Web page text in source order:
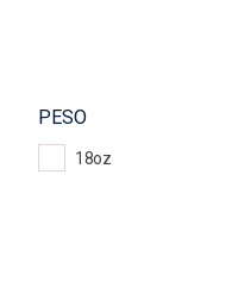
PESO
18oz